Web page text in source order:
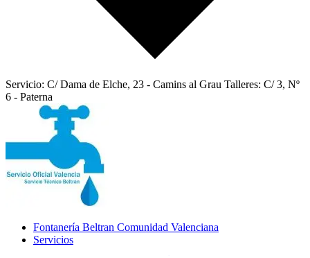
Servicio: C/ Dama de Elche, 23 - Camins al Grau Talleres: C/ 3, Nº
6 - Paterna
Fontanería Beltran Comunidad Valenciana
Servicios